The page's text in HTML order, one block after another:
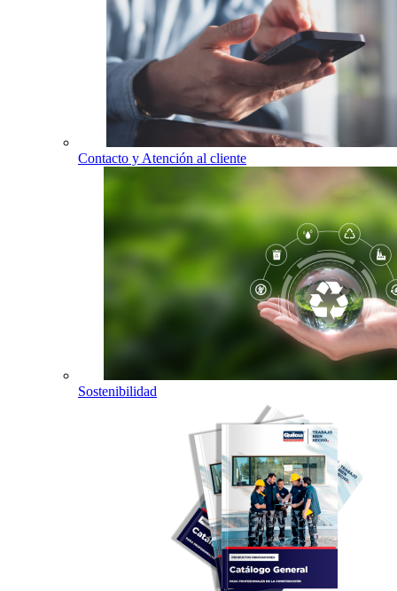
Contacto y Atención al cliente
Sostenibilidad